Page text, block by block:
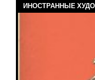
ИНОСТРАННЫЕ